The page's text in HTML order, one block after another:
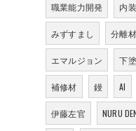
職業能力開発 内装
みずすまし 分離材
エマルジョン 下
補修材 鏝 AI
伊藤左官 NURU